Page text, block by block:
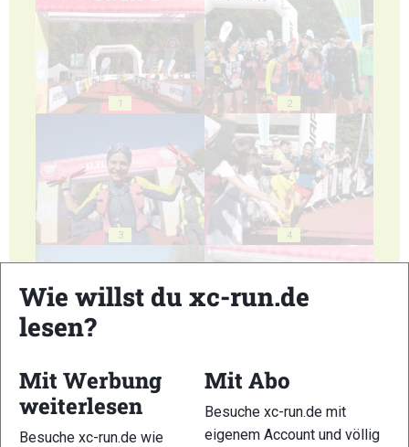
1 2
3 4
Wie willst du xc-run.de
lesen?
Mit Werbung
weiterlesen
Besuche xc-run.de wie
Mit Abo
Besuche xc-run.de mit
eigenem Account und völlig